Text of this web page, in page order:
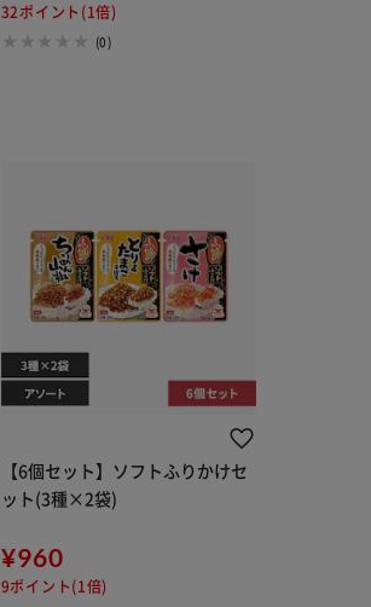
32ポイント(1倍)
(0)
【6個セット】ソフトふりかけセ
ット(3種×2袋)
¥960
9ポイント(1倍)